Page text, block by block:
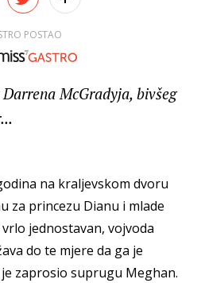
POSTAO
McGradyja, bivšeg
na kraljevskom dvoru
za princezu Dianu i mlade
jednostavan, vojvoda
do te mjere da ga je
zaprosio suprugu Meghan.